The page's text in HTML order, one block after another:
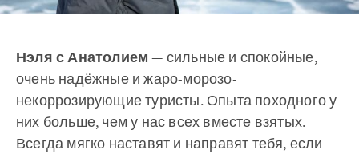
Нэля с Анатолием — сильные и спокойные,
очень надёжные и жаро-морозо-
некоррозирующие туристы. Опыта походного у
них больше, чем у нас всех вместе взятых.
Всегда мягко наставят и направят тебя, если